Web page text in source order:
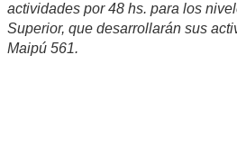
actividades por 48 hs. para los
Superior, que desarrollarán sus
Maipú 561.